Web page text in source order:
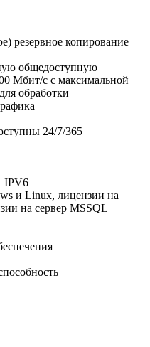
резервное копирование
общедоступную
Мбит/с с максимальной
обработки
24/7/365
IPV6
и Linux, лицензии на
на сервер MSSQL